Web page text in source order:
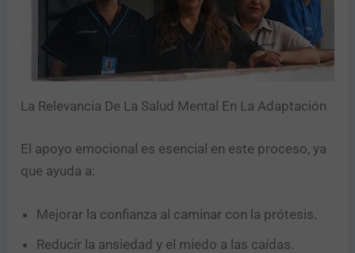
La Relevancia De La Salud Mental En La Adaptación
El apoyo emocional es esencial en este proceso, ya
que ayuda a:
Mejorar la confianza al caminar con la prótesis.
Reducir la ansiedad y el miedo a las caídas.